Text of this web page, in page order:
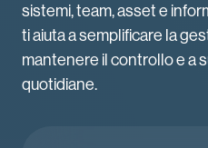
sistemi, team, asset e
ti aiuta a semplificare la
mantenere il controllo e a
quotidiane.